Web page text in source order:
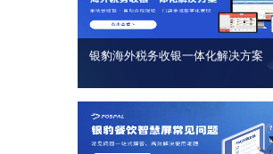
银豹海外税务收银一体化解决方案